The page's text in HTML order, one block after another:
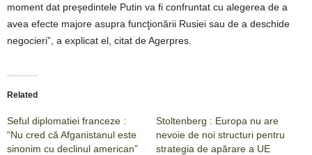
moment dat preşedintele Putin va fi confruntat cu alegerea de a
avea efecte majore asupra funcţionării Rusiei sau de a deschide
negocieri”, a explicat el, citat de Agerpres.
Related
Seful diplomatiei franceze :
“Nu cred că Afganistanul este
sinonim cu declinul american”
Stoltenberg : Europa nu are
nevoie de noi structuri pentru
strategia de apărare a UE